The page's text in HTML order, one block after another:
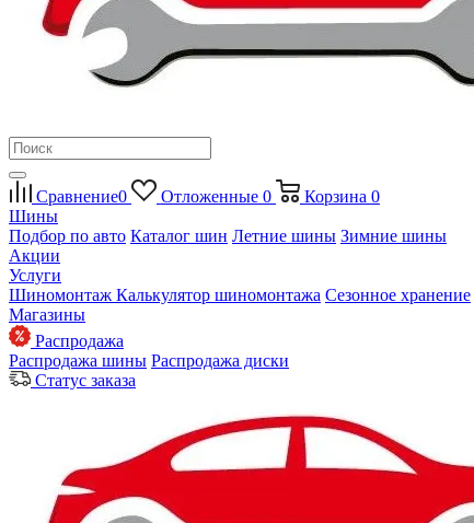
Сравнение0 Отложенные 0 Корзина 0
Шины
Подбор по авто Каталог шин Летние шины Зимние шины
Акции
Услуги
Шиномонтаж Калькулятор шиномонтажа Сезонное хранение
Магазины
Распродажа
Распродажа шины Распродажа диски
Статус заказа